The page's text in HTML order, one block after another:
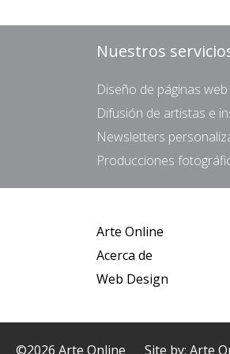
Nuestros
Diseño de páginas
Difusión de artistas e
Newsletters
Producciones
Arte Online
Acerca de
Web Design
©2026 Arte Online Site by: Arte